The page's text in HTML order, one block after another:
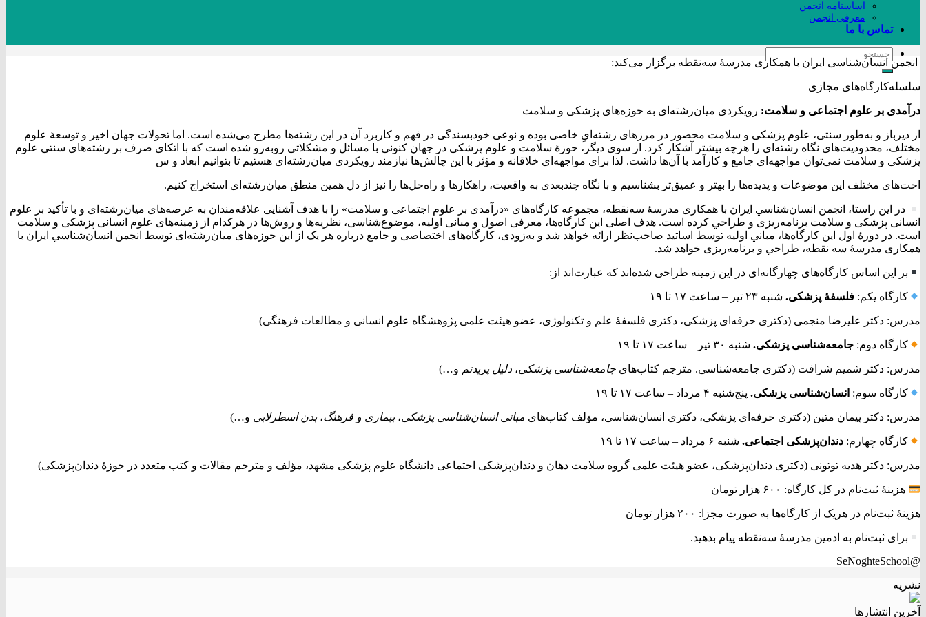
اساسنامه انجمن
معرفی انجمن
تماس با ما
انجمن انسان‌شناسی ایران با همکاری مدرسۀ سه‌نقطه برگزار می‌کند:
سلسله‌کارگاه‌‌های مجازی
درآمدی بر علوم اجتماعی و سلامت: رویکردی میان‌رشته‌ای به حوزه‌های پزشکی و سلامت
از ديرباز و به‌طور سنتی، علوم پزشکی و سلامت محصور در مرزهای رشته‌ایِ خاصی بوده و نوعی خودبسندگی در فهم و کاربرد آن در این رشته‌ها مطرح می‌شده است. اما تحولات جهان اخیر و توسعۀ علوم
مختلف، محدودیت‌های نگاه رشته‌ای را هرچه بیشتر آشکار کرد. از سوی دیگر، حوزۀ سلامت و علوم پزشکی در جهان کنونی با مسائل و مشکلاتی روبه‌رو شده است که با اتکای صرف بر رشته‌های سنتی علوم
پزشکی و سلامت نمی‌توان مواجهه‌ای جامع و کارآمد با آن‌ها داشت. لذا برای مواجهه‌ای خلاقانه و مؤثر با این چالش‌ها نیازمند رویکردی میان‌رشته‌ای هستیم تا بتوانيم ابعاد و س
احت‌های مختلف این موضوعات و پديده‌ها را بهتر و عمیق‌تر بشناسيم و با نگاه چندبعدی به واقعيت، راهکارها و راه‌حل‌ها را نیز از دل همین منطق میان‌رشته‌ای استخراج کنيم.
در اين راستا، انجمن انسان‌شناسي ايران با همکاری مدرسۀ سه‌نقطه، مجموعه کارگاه‌های «درآمدی بر علوم اجتماعی و سلامت» را با هدف آشنایی علاقه‌مندان به عرصه‌های میان‌رشته‌ای و با تأکید بر علوم
انسانی پزشکی و سلامت برنامه‌ريزی و طراحي کرده است. هدف اصلی این کارگاه‌ها، معرفی اصول و مبانی اولیه، موضوع‌شناسی، نظریه‌ها و روش‌ها در هرکدام از زمینه‌های علوم انسانی پزشکی و سلامت
است. در دورۀ اول اين کارگاه‌ها، مباني اوليه توسط اساتيد صاحب‌نظر ارائه خواهد شد و به‌زودی، کارگاه‌های اختصاصی و جامع درباره هر يک از این حوزه‌های میان‌رشته‌ای توسط انجمن انسان‌شناسي ايران با
همکاری مدرسۀ سه نقطه، طراحي و برنامه‌ريزی خواهد شد.
بر این اساس کارگاه‌های چهارگانه‌ای در این زمینه طراحی شده‌اند که عبارت‌اند از:
کارگاه یکم:فلسفۀ پزشکی. شنبه ۲۳ تیر – ساعت ۱۷ تا ۱۹
مدرس: دکتر علیرضا منجمی (دکتری حرفه‌ای پزشکی، دکتری فلسفۀ علم و تکنولوژی، عضو هیئت علمی پژوهشگاه علوم انسانی و مطالعات فرهنگی)
کارگاه دوم:جامعه‌شناسی پزشکی. شنبه ۳۰ تیر – ساعت ۱۷ تا ۱۹
مدرس: دکتر شمیم شرافت (دکتری جامعه‌شناسی. مترجم کتاب‌های جامعه‌شناسی پزشکی، دلیل پریدنم و…)
کارگاه سوم: انسان‌شناسی پزشکی. پنج‌شنبه ۴ مرداد – ساعت ۱۷ تا ۱۹
مدرس: دکتر پیمان متین (دکتری حرفه‌ای پزشکی، دکتری انسان‌شناسی، مؤلف کتاب‌های مبانی انسان‌شناسی پزشکی،بیماری و فرهنگ،بدن اسطرلابی و…)
کارگاه چهارم:دندان‌پزشکی اجتماعی. شنبه ۶ مرداد – ساعت ۱۷ تا ۱۹
مدرس: دکتر هدیه توتونی (دکتری دندان‌پزشکی، عضو هیئت علمی گروه سلامت دهان و دندان‌پزشکی اجتماعی دانشگاه علوم پزشکی مشهد، مؤلف و مترجم مقالات و کتب متعدد در حوزۀ دندان‌پزشکی)
هزینۀ ثبت‌نام در کل کارگاه: ۶۰۰ هزار تومان
هزینۀ ثبت‌نام در هریک از کارگاه‌ها به صورت مجزا: ۲۰۰ هزار تومان
برای ثبت‌نام به ادمین مدرسۀ سه‌نقطه پیام بدهید.
@SeNoghteSchool
نشریه
آخرین انتشار‌ها